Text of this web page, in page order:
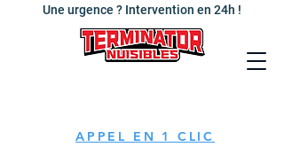
Une urgence ? Intervention en 24h !
APPEL EN 1 CLIC